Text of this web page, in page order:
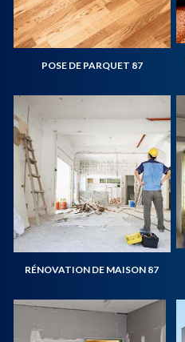
POSE DE PARQUET 87
RÉNOVATION DE MAISON 87